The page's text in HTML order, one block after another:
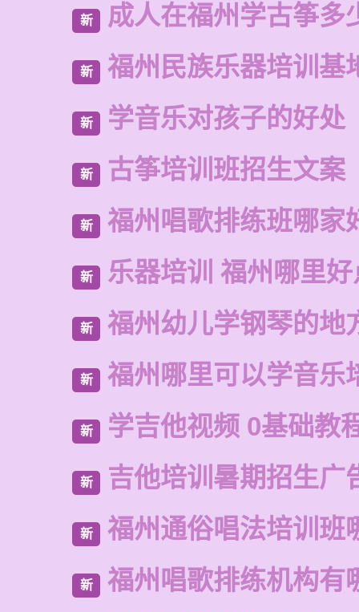
新 成人在福州学古筝多
新 福州民族乐器培训基
新 学音乐对孩子的好处
新 古筝培训班招生文案
新 福州唱歌排练班哪家
新 乐器培训 福州哪里
新 福州幼儿学钢琴的地
新 福州哪里可以学音乐
新 学吉他视频 0基础教
新 吉他培训暑期招生广
新 福州通俗唱法培训班
新 福州唱歌排练机构有